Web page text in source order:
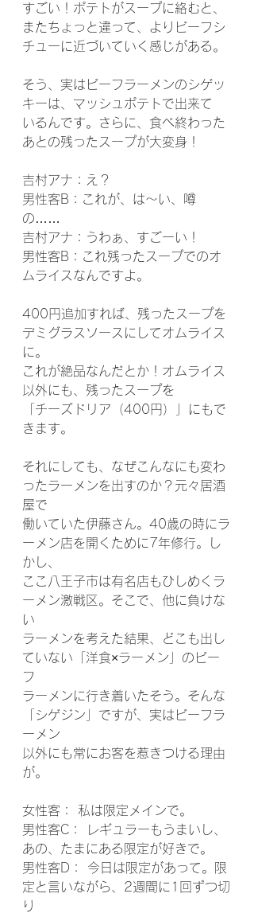
すごい！ポテトがスープに絡むと、
またちょっと違って、よりビーフシ
チューに近づいていく感じがある。
そう、実はビーフラーメンのシゲッ
キーは、マッシュポテトで出来て
いるんです。さらに、食べ終わった
あとの残ったスープが大変身！
吉村アナ：え？
男性客B：これが、は～い、噂
の……
吉村アナ：うわぁ、すごーい！
男性客B：これ残ったスープでのオ
ムライスなんですよ。
400円追加すれば、残ったスープを
デミグラスソースにしてオムライス
に。
これが絶品なんだとか！オムライス
以外にも、残ったスープを
「チーズドリア（400円）」にもで
きます。
それにしても、なぜこんなにも変わ
ったラーメンを出すのか？元々居酒
屋で
働いていた伊藤さん。40歳の時にラ
ーメン店を開くために7年修行。し
かし、
ここ八王子市は有名店もひしめくラ
ーメン激戦区。そこで、他に負けな
い
ラーメンを考えた結果、どこも出し
ていない「洋食×ラーメン」のビー
フ
ラーメンに行き着いたそう。そんな
「シゲジン」ですが、実はビーフラ
ーメン
以外にも常にお客を惹きつける理由
が。
女性客： 私は限定メインで。
男性客C： レギュラーもうまいし、
あの、たまにある限定が好きで。
男性客D： 今日は限定があって。限
定と言いながら、2週間に1回ずつ切
り